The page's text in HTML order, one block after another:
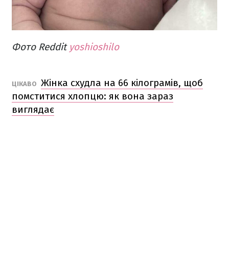
Фото Reddit yoshioshilo
ЦІКАВО Жінка схудла на 66 кілограмів, щоб
помститися хлопцю: як вона зараз
виглядає